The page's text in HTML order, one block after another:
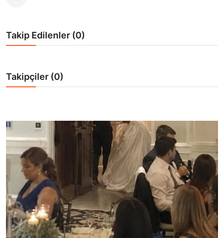
Takip Edilenler (0)
Takipçiler (0)